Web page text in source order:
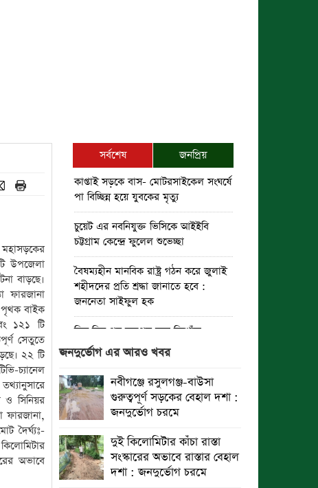
উপজেলা
বাড়ছে।
ফারজানা
পৃথক বাইক
১২১ টি
সেতুতে
২২ টি
চ্যানেল
ও সিনিয়র
ফারজানা,
দৈর্ঘ্যঃ-
অভাবে
সর্বশেষ
জনপ্রিয়
কাপ্তাই সড়কে বাস- মোটরসাইকেল সংঘর্ষে
পা বিচ্ছিন্ন হয়ে যুবকের মৃত্যু
চুয়েট এর নবনিযুক্ত ভিসিকে আইইবি
চট্টগ্রাম কেন্দ্রে ফুলেল শুভেচ্ছা
বৈষম্যহীন মানবিক রাষ্ট্র গঠন করে জুলাই
শহীদদের প্রতি শ্রদ্ধা জানাতে হবে :
জননেতা সাইফুল হক
তিন দিন পর ব্রহ্মপুত্র নদে নিখোঁজ
সাইফুলের মরদেহ গফরগাঁও থেকে উদ্ধার
ব্রহ্মপুত্র নদে নিখোঁজ কৃষকের সন্ধান
মেলেনি
রাঙ্গুনিয়ায় জুলাই গণঅভ্যুত্থান দিবস
পালিত
পার্বতীপুরে জুলাই গণঅভ্যুত্থান দিবস
পালন
জনদুর্ভোগ এর আরও খবর
নবীগঞ্জে রসুলগঞ্জ-বাউসা
গুরুত্বপূর্ণ সড়কের বেহাল দশা :
জনদুর্ভোগ চরমে
দুই কিলোমিটার কাঁচা রাস্তা
সংস্কারের অভাবে রাস্তার বেহাল
দশা : জনদুর্ভোগ চরমে